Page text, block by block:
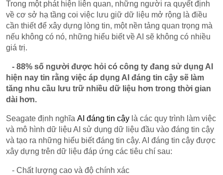
Trong một phát hiện liên quan, những người ra quyết định
về cơ sở hạ tầng coi việc lưu giữ dữ liệu mở rộng là điều
cần thiết để xây dựng lòng tin, một nền tảng quan trọng mà
nếu không có nó, những hiểu biết về AI sẽ không có nhiều
giá trị.
- 88% số người được hỏi có công ty đang sử dụng AI
hiện nay tin rằng việc áp dụng AI đáng tin cậy sẽ làm
tăng nhu cầu lưu trữ nhiều dữ liệu hơn trong thời gian
dài hơn.
Seagate định nghĩaAI đáng tin cậy là các quy trình làm việc
và mô hình dữ liệu AI sử dụng dữ liệu đầu vào đáng tin cậy
và tạo ra những hiểu biết đáng tin cậy. AI đáng tin cậy được
xây dựng trên dữ liệu đáp ứng các tiêu chí sau:
- Chất lượng cao và độ chính xác